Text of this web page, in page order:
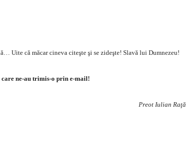
Uite că măcar cineva citeşte şi se zideşte! Slavă lui Dumnezeu!
ne-au trimis-o prin e-mail!
Preot Iulian Raţă